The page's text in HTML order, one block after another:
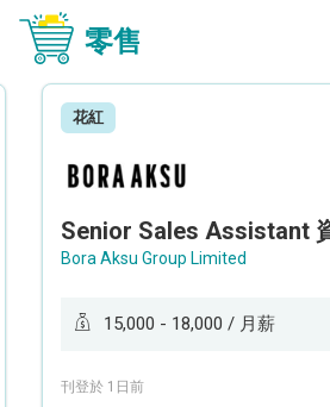
零售
花紅
Bora Aksu Group Limited
15,000 - 18,000 / 月薪
刊登於 1日前